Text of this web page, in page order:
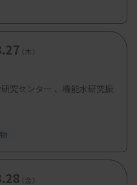
（木）
究センター 、機能水研究振
（金）